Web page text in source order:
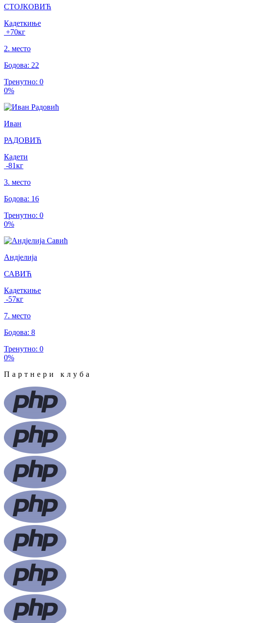
СТОЈКОВИЋ
Кадеткиње
+70кг
2. место
Бодова: 22
Тренутно: 0
0%
Иван
РАДОВИЋ
Кадети
-81кг
3. место
Бодова: 16
Тренутно: 0
0%
Андјелија
САВИЋ
Кадеткиње
-57кг
7. место
Бодова: 8
Тренутно: 0
0%
Партнери клуба